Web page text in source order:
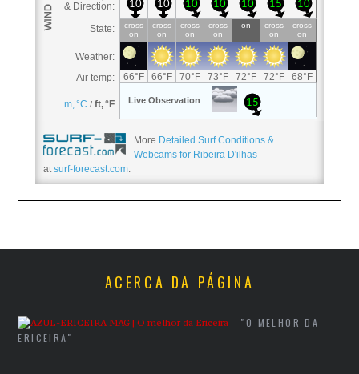
More Detailed Surf Conditions &
Webcams for Ribeira D'ilhas
atsurf-forecast.com.
ACERCA DA PÁGINA
"O MELHOR DA
ERICEIRA"